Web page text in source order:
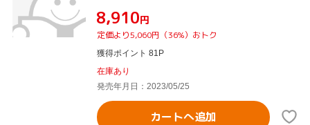
¥8,910円
定価より5,060円（36%）おトク
獲得ポイント 81P
在庫あり
発売年月日：2023/05/25
カートへ追加